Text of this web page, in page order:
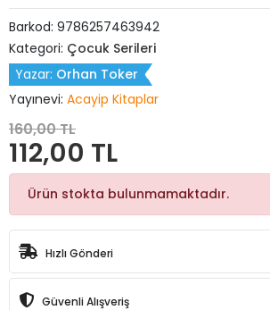
Barkod: 9786257463942
Kategori: Çocuk Serileri
Yazar: Orhan Toker
Yayınevi: Acayip Kitaplar
160,00 TL
112,00 TL
Ürün stokta bulunmamaktadır.
Hızlı Gönderi
Güvenli Alışveriş